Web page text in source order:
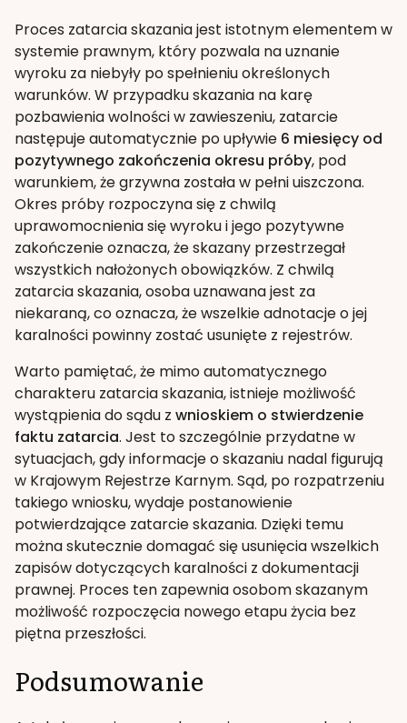
Proces zatarcia skazania jest istotnym elementem w
systemie prawnym, który pozwala na uznanie
wyroku za niebyły po spełnieniu określonych
warunków. W przypadku skazania na karę
pozbawienia wolności w zawieszeniu, zatarcie
następuje automatycznie po upływie 6 miesięcy od
pozytywnego zakończenia okresu próby, pod
warunkiem, że grzywna została w pełni uiszczona.
Okres próby rozpoczyna się z chwilą
uprawomocnienia się wyroku i jego pozytywne
zakończenie oznacza, że skazany przestrzegał
wszystkich nałożonych obowiązków. Z chwilą
zatarcia skazania, osoba uznawana jest za
niekaraną, co oznacza, że wszelkie adnotacje o jej
karalności powinny zostać usunięte z rejestrów.
Warto pamiętać, że mimo automatycznego
charakteru zatarcia skazania, istnieje możliwość
wystąpienia do sądu z wnioskiem o stwierdzenie
faktu zatarcia. Jest to szczególnie przydatne w
sytuacjach, gdy informacje o skazaniu nadal figurują
w Krajowym Rejestrze Karnym. Sąd, po rozpatrzeniu
takiego wniosku, wydaje postanowienie
potwierdzające zatarcie skazania. Dzięki temu
można skutecznie domagać się usunięcia wszelkich
zapisów dotyczących karalności z dokumentacji
prawnej. Proces ten zapewnia osobom skazanym
możliwość rozpoczęcia nowego etapu życia bez
piętna przeszłości.
Podsumowanie